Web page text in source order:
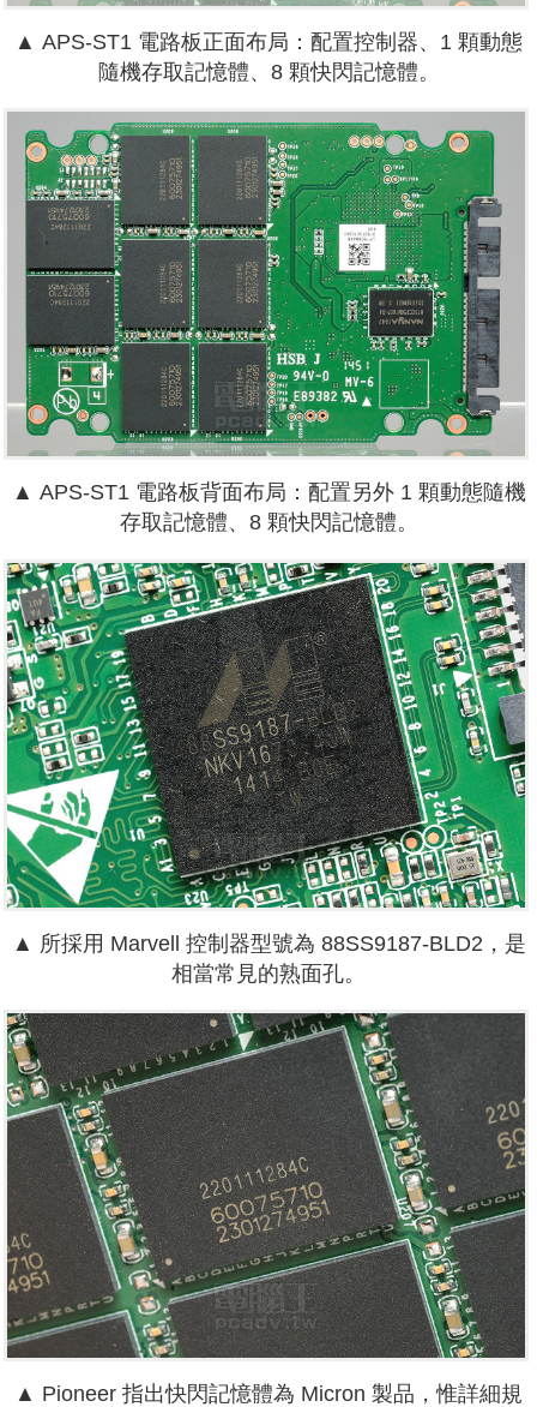
▲ APS-ST1 電路板正面布局：配置控制器、1 顆動態
隨機存取記憶體、8 顆快閃記憶體。
▲ APS-ST1 電路板背面布局：配置另外 1 顆動態隨機
存取記憶體、8 顆快閃記憶體。
▲ 所採用 Marvell 控制器型號為 88SS9187-BLD2，是
相當常見的熟面孔。
▲ Pioneer 指出快閃記憶體為 Micron 製品，惟詳細規